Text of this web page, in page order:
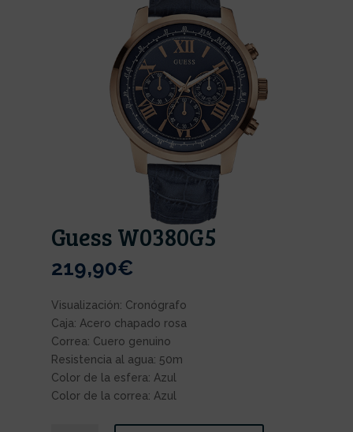
Guess W0380G5
219,90€
Visualización: Cronógrafo
Caja: Acero chapado rosa
Correa: Cuero genuino
Resistencia al agua: 50m
Color de la esfera: Azul
Color de la correa: Azul